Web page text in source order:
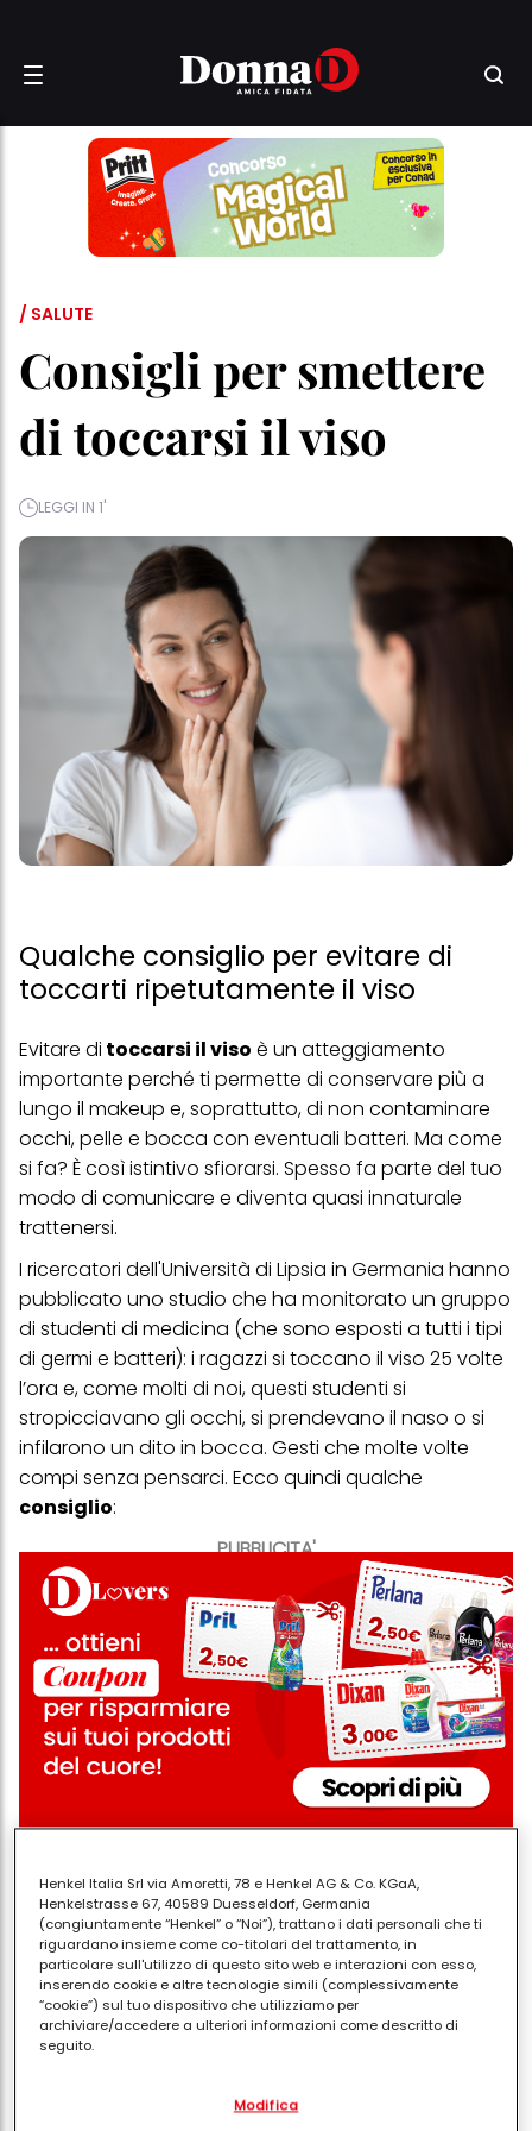
/ SALUTE
Consigli per smettere
di toccarsi il viso
LEGGI IN 1'
Qualche consiglio per evitare di
toccarti ripetutamente il viso
PUBBLICITA'
Evitare di toccarsi il viso è un atteggiamento
importante perché ti permette di conservare più a
lungo il makeup e, soprattutto, di non contaminare
occhi, pelle e bocca con eventuali batteri. Ma come
si fa? È così istintivo sfiorarsi. Spesso fa parte del tuo
modo di comunicare e diventa quasi innaturale
trattenersi.
I ricercatori dell'Università di Lipsia in Germania hanno
pubblicato uno studio che ha monitorato un gruppo
di studenti di medicina (che sono esposti a tutti i tipi
di germi e batteri): i ragazzi si toccano il viso 25 volte
l’ora e, come molti di noi, questi studenti si
stropicciavano gli occhi, si prendevano il naso o si
infilarono un dito in bocca. Gesti che molte volte
compi senza pensarci. Ecco quindi qualche
consiglio:
Scegli un comportamento alternativo.
Quando stai per toccarti il viso, pensa a un'altra
area che puoi toccare senza aumentare il
rischio di esposizione batterica. Per esempio,
accarezzati un braccio.
Non cercare di ignorare l'impulso.
mani o di massaggiare le tempie può rendere
Henkel Italia Srl via Amoretti, 78 e Henkel AG & Co. KGaA,
Henkelstrasse 67, 40589 Duesseldorf, Germania
(congiuntamente “Henkel” o “Noi”), trattano i dati personali che ti
riguardano insieme come co-titolari del trattamento, in
particolare sull'utilizzo di questo sito web e interazioni con esso,
inserendo cookie e altre tecnologie simili (complessivamente
“cookie”) sul tuo dispositivo che utilizziamo per
archiviare/accedere a ulteriori informazioni come descritto di
seguito.
separati o co-titolari come indicato nella nostra Informativa sulla
Modifica